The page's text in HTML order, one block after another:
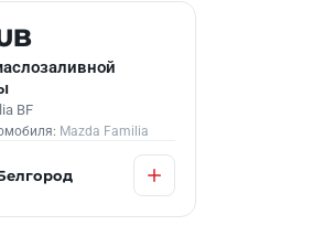
BF
Mazda Familia